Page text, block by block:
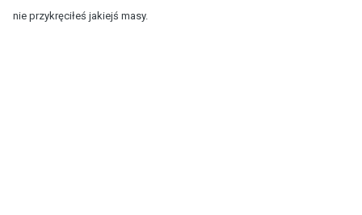
nie przykręciłeś jakiejś masy.